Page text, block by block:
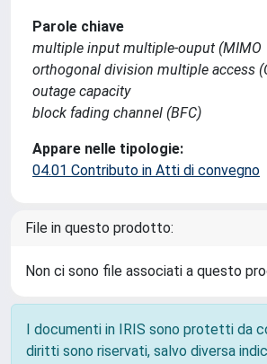
Parole chiave
multiple input multiple-ouput (MIMO
orthogonal division multiple access
outage capacity
block fading channel (BFC)
Appare nelle tipologie:
04.01 Contributo in Atti di convegno
File in questo prodotto:
Non ci sono file associati a questo
I documenti in IRIS sono protetti da
diritti sono riservati, salvo diversa